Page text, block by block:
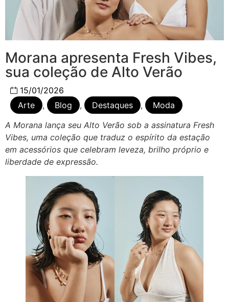
Morana apresenta Fresh Vibes,
sua coleção de Alto Verão
15/01/2026
Arte
, Blog , Destaques ,
Moda
A Morana lança seu Alto Verão sob a assinatura Fresh
Vibes, uma coleção que traduz o espírito da estação
em acessórios que celebram leveza, brilho próprio e
liberdade de expressão.